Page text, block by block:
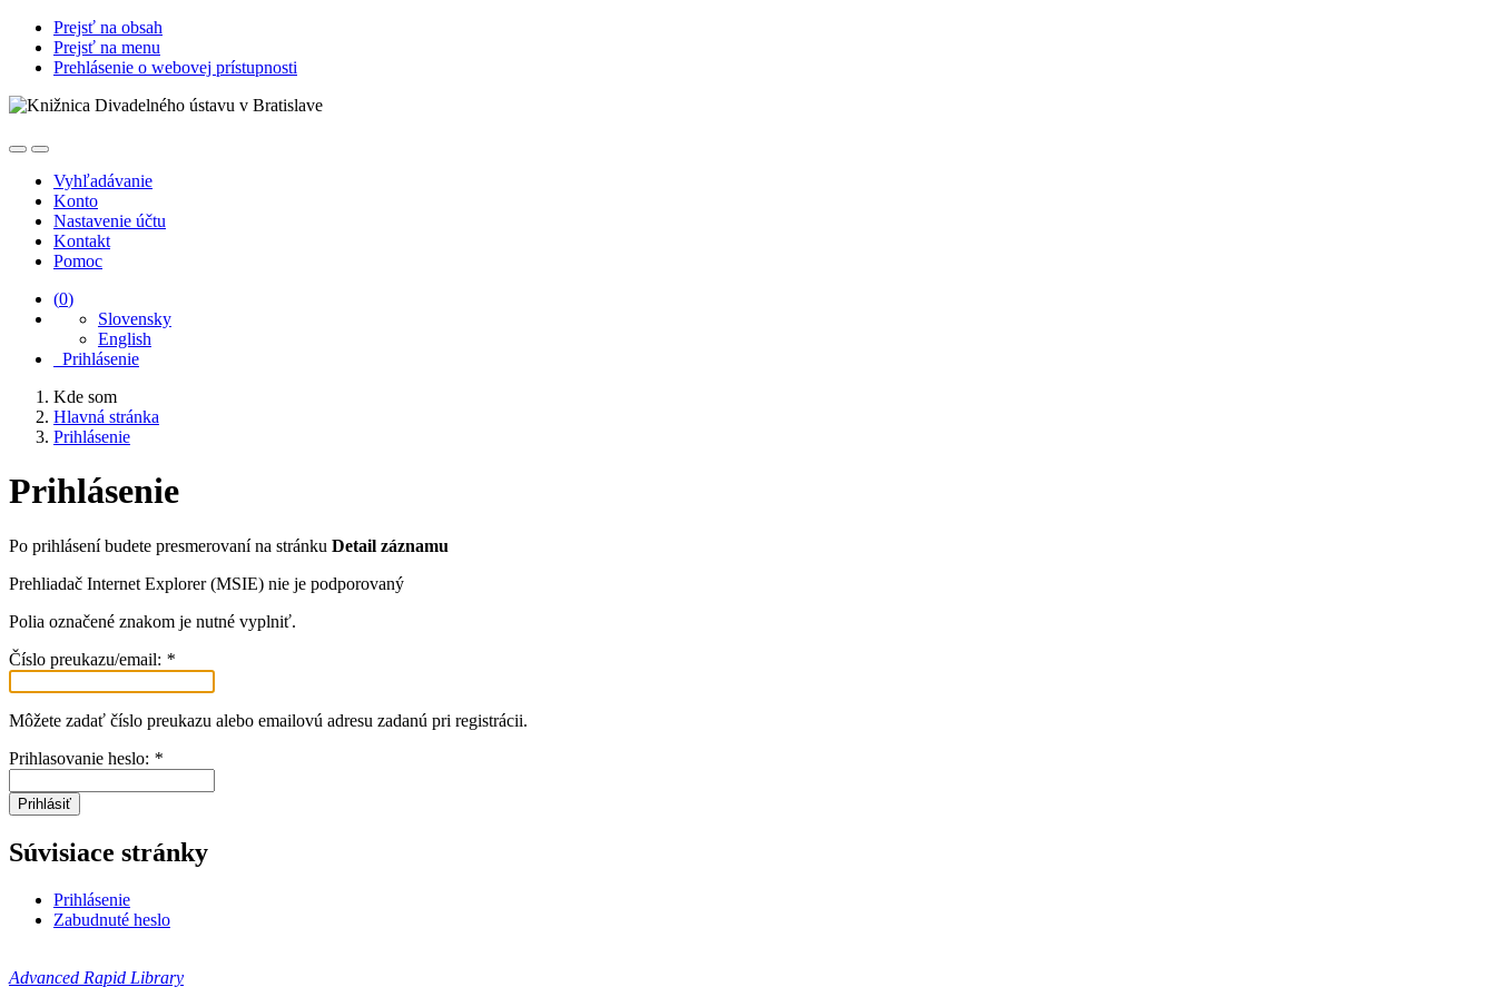
Prejsť na obsah
Prejsť na menu
Prehlásenie o webovej prístupnosti
Vyhľadávanie
Konto
Nastavenie účtu
Kontakt
Pomoc
(0)
Slovensky
English
Prihlásenie
Kde som
Hlavná stránka
Prihlásenie
Prihlásenie
Po prihlásení budete presmerovaní na stránku Detail záznamu
Prehliadač Internet Explorer (MSIE) nie je podporovaný
Polia označené znakom je nutné vyplniť.
Číslo preukazu/email: *
Môžete zadať číslo preukazu alebo emailovú adresu zadanú pri registrácii.
Prihlasovanie heslo: *
Prihlásiť
Súvisiace stránky
Prihlásenie
Zabudnuté heslo
Advanced Rapid Library